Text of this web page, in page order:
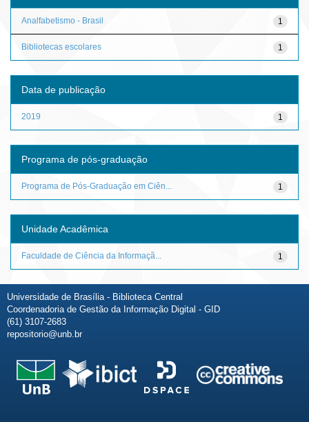
1
Analfabetismo - Brasil
1
Bibliotecas escolares
Data de publicação
1
2019
Programa de pós-graduação
1
Programa de Pós-Graduação em Ciên...
Unidade Acadêmica
1
Faculdade de Ciência da Informaçã...
Universidade de Brasília - Biblioteca Central
Coordenadoria de Gestão da Informação Digital - GID
(61) 3107-2683
repositorio@unb.br